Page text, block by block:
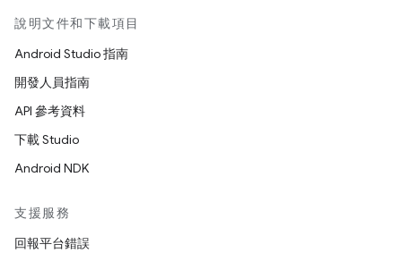
說明文件和下載項目
Android Studio 指南
開發人員指南
API 參考資料
下載 Studio
Android NDK
支援服務
回報平台錯誤